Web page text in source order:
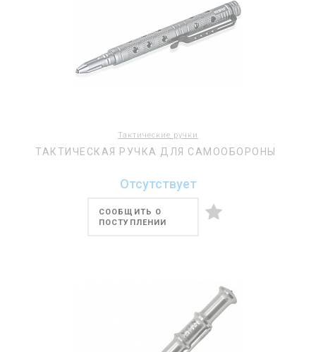
Тактические ручки
ТАКТИЧЕСКАЯ РУЧКА ДЛЯ САМООБОРОНЫ
Отсутствует
СООБЩИТЬ О
ПОСТУПЛЕНИИ